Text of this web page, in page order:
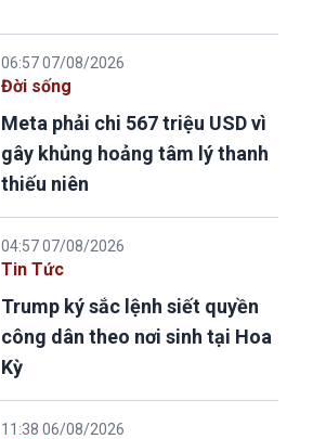
06:57 07/08/2026
Đời sống
Meta phải chi 567 triệu USD vì
gây khủng hoảng tâm lý thanh
thiếu niên
04:57 07/08/2026
Tin Tức
Trump ký sắc lệnh siết quyền
công dân theo nơi sinh tại Hoa
Kỳ
11:38 06/08/2026